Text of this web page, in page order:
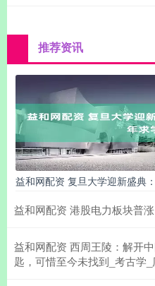
推荐资讯
益和网配资 复旦大学迎新盛典
益和网配资 港股电力板块普
益和网配资 西周王陵：解开
匙，可惜至今未找到_考古学